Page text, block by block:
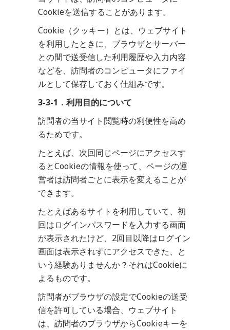
Cookieを送信することがあります。
Cookie（クッキー）とは、ウェブサイト
を利用したときに、ブラウザとサーバー
との間で送受信した利用履歴や入力内容
などを、訪問者のコンピュータにファイ
ルとして保存しておく仕組みです。
3-3-1．利用目的について
訪問者の当サイト閲覧時の利便性を高め
るためです。
たとえば、次回同じページにアクセスす
るとCookieの情報を使って、ページの運
営者は訪問者ごとに表示を変えることが
できます。
たとえばあるサイトを利用していて、初
回はログインパスワードを入力する画面
が表示されたけど、2回目以降はログイン
画面は表示されずにアクセスできた、と
いう経験ありませんか？それはCookieに
よるものです。
訪問者がブラウザの設定でCookieの送受
信を許可している場合、ウェブサイト
は、訪問者のブラウザからCookieキーを